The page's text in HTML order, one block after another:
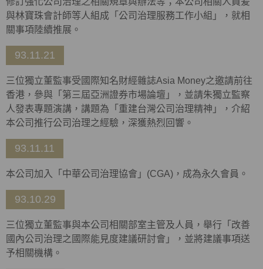
與林寶珠會計師等人組成「公司治理服務工作小組」，就相
關事項陸續推展。
93.11.21
三位獨立董監事受國際知名財經雜誌Asia Money之邀請前往
香港，參與「第三屆亞洲證券市場論壇」，並請朱獨立監察
人發表專題演講，講題為「重建台灣公司治理精神」，介紹
本公司推行公司治理之經驗，深獲熱烈回響。
93.11.11
本公司加入「中華公司治理協會」(CGA)，成為永久會員。
93.10.29
三位獨立董監事與本公司相關部室主管及人員，舉行「改善
國內公司治理之國際能見度建議研討會」，並將建議事項送
予相關機構。